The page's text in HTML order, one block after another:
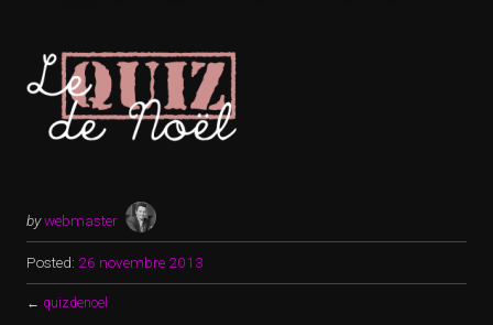
bywebmaster
Posted: 26 novembre 2013
← quizdenoel